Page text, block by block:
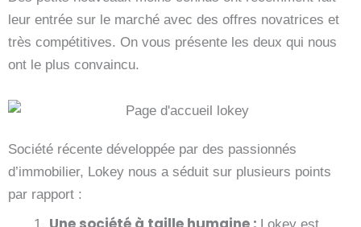
leur entrée sur le marché avec des offres novatrices et
très compétitives. On vous présente les deux qui nous
ont le plus convaincu.
Société récente développée par des passionnés
d’immobilier, Lokey nous a séduit sur plusieurs points
par rapport :